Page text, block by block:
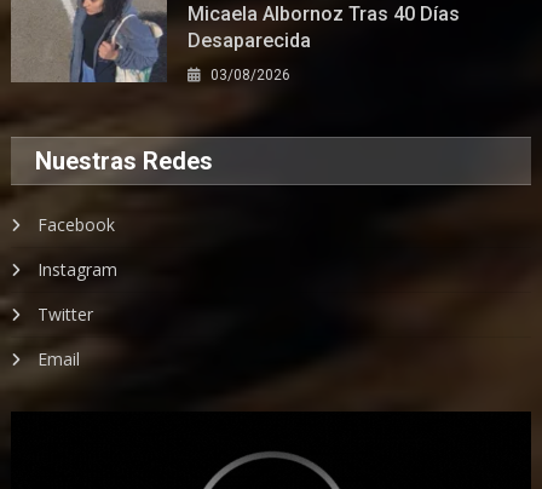
Micaela Albornoz Tras 40 Días
Desaparecida
03/08/2026
Nuestras Redes
Facebook
Instagram
Twitter
Email